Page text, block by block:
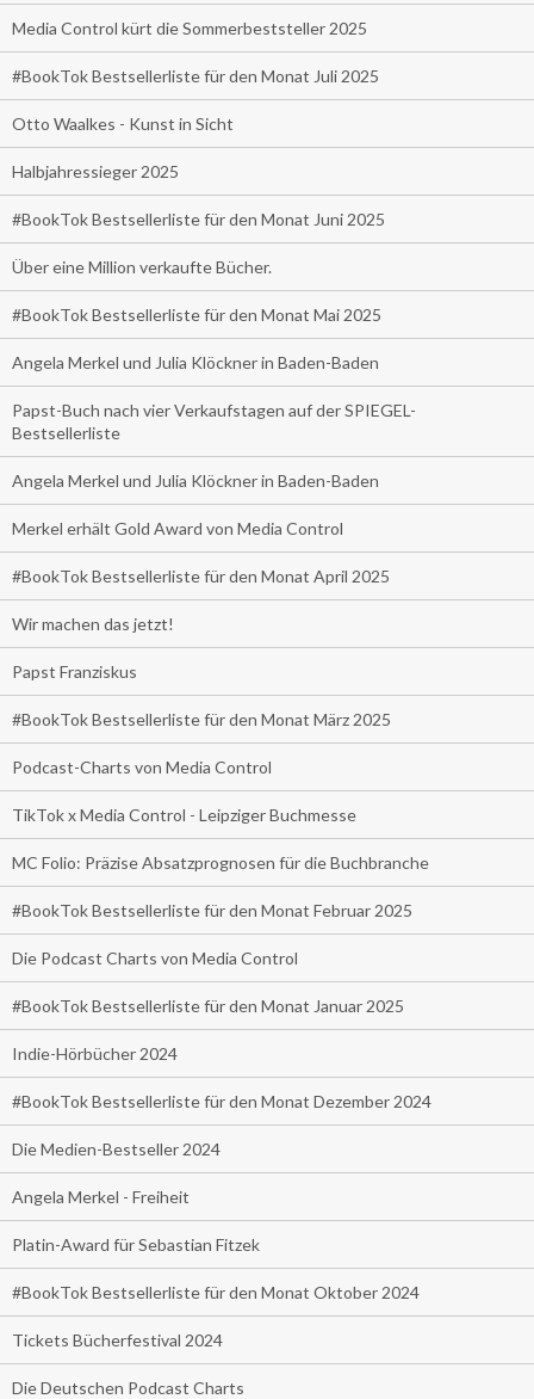
Media Control kürt die Sommerbeststeller 2025
#BookTok Bestsellerliste für den Monat Juli 2025
Otto Waalkes - Kunst in Sicht
Halbjahressieger 2025
#BookTok Bestsellerliste für den Monat Juni 2025
Über eine Million verkaufte Bücher.
#BookTok Bestsellerliste für den Monat Mai 2025
Angela Merkel und Julia Klöckner in Baden-Baden
Papst-Buch nach vier Verkaufstagen auf der SPIEGEL-
Bestsellerliste
Angela Merkel und Julia Klöckner in Baden-Baden
Merkel erhält Gold Award von Media Control
#BookTok Bestsellerliste für den Monat April 2025
Wir machen das jetzt!
Papst Franziskus
#BookTok Bestsellerliste für den Monat März 2025
Podcast-Charts von Media Control
TikTok x Media Control - Leipziger Buchmesse
MC Folio: Präzise Absatzprognosen für die Buchbranche
#BookTok Bestsellerliste für den Monat Februar 2025
Die Podcast Charts von Media Control
#BookTok Bestsellerliste für den Monat Januar 2025
Indie-Hörbücher 2024
#BookTok Bestsellerliste für den Monat Dezember 2024
Die Medien-Bestseller 2024
Angela Merkel - Freiheit
Platin-Award für Sebastian Fitzek
#BookTok Bestsellerliste für den Monat Oktober 2024
Tickets Bücherfestival 2024
Die Deutschen Podcast Charts